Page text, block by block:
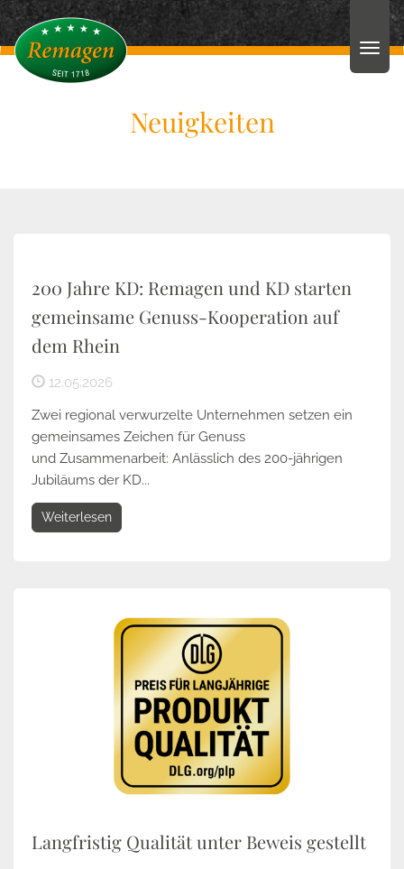
Neuigkeiten
200 Jahre KD: Remagen und KD starten
gemeinsame Genuss-Kooperation auf
dem Rhein
12.05.2026
Zwei regional verwurzelte Unternehmen setzen ein
gemeinsames Zeichen für Genuss
und Zusammenarbeit: Anlässlich des 200-jährigen
Jubiläums der KD...
Weiterlesen
Langfristig Qualität unter Beweis gestellt